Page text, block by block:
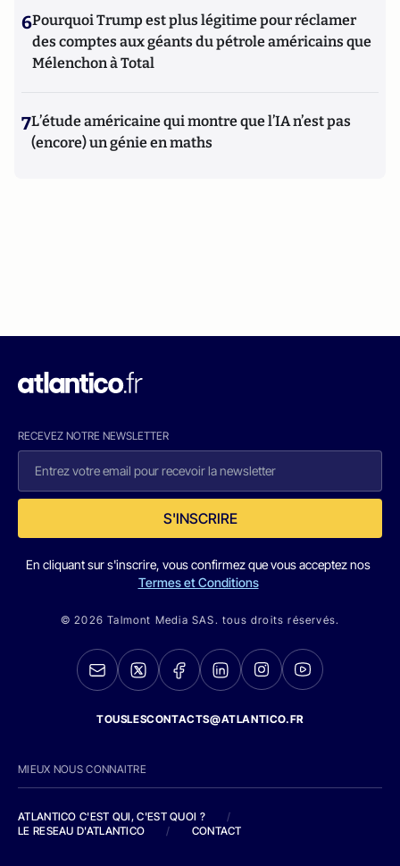
6Pourquoi Trump est plus légitime pour réclamer
des comptes aux géants du pétrole américains que
Mélenchon à Total
7L’étude américaine qui montre que l’IA n’est pas
(encore) un génie en maths
RECEVEZ NOTRE NEWSLETTER
S'INSCRIRE
En cliquant sur s'inscrire, vous confirmez que vous acceptez nos
Termes et Conditions
© 2026 Talmont Media SAS. tous droits réservés.
TOUSLESCONTACTS@ATLANTICO.FR
MIEUX NOUS CONNAITRE
ATLANTICO C'EST QUI, C'EST QUOI ?
/
LE RESEAU D'ATLANTICO
/ CONTACT